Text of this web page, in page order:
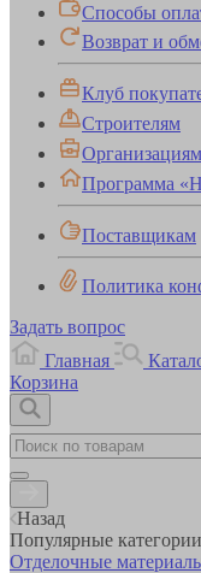
Способы
Возврат и
Клуб
Строителям
Организациям
Программа
Поставщикам
Политика
Задать вопрос
Главная
Корзина
Назад
Популярные категории
Отделочные